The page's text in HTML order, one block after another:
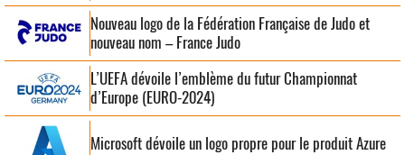
Nouveau logo de la Fédération Française de Judo et
nouveau nom – France Judo
L’UEFA dévoile l’emblème du futur Championnat
d’Europe (EURO-2024)
Microsoft dévoile un logo propre pour le produit Azure